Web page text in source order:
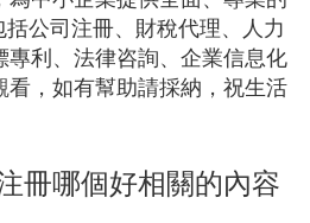
公司注冊、財稅代理、人力
利、法律咨詢、企業信息化
，如有幫助請採納，祝生活
冊哪個好相關的內容